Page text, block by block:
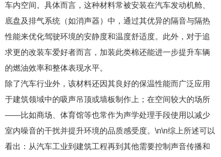
车内空间。具体而言，这种材料常被安装在汽车发动机舱、
底盘及排气系统（如消声器）中，通过其优异的隔音与隔热
性能来优化驾驶环境的安静度和温度舒适度。此外，对于追
求更的改装车爱好者而言，加装此类棉还能进一步提升车辆
的燃油效率和整体表现水平。
除了汽车行业外，该材料还因其良好的保温性能而广泛应用
于建筑领域中的吸声吊顶或墙板制作上；在空间较大的场所
——比如商场、体育馆等也常作为声学处理手段使用以减少
室内噪音的干扰并提升环境的品质感受度。\n\n综上所述可以
看出：从汽车工业到建筑工程再到其他需要控制声音传播和